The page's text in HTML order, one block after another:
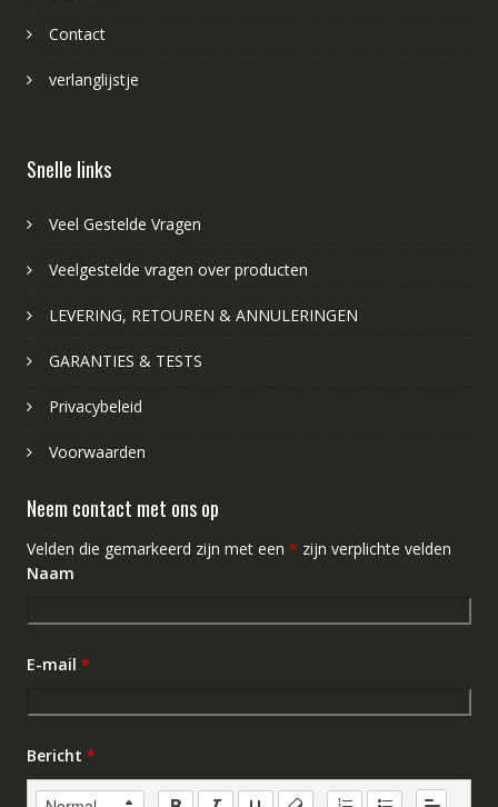
Contact
verlanglijstje
Snelle links
Veel Gestelde Vragen
Veelgestelde vragen over producten
LEVERING, RETOUREN & ANNULERINGEN
GARANTIES & TESTS
Privacybeleid
Voorwaarden
Neem contact met ons op
Velden die gemarkeerd zijn met een * zijn verplichte velden
Naam
E-mail *
Bericht *